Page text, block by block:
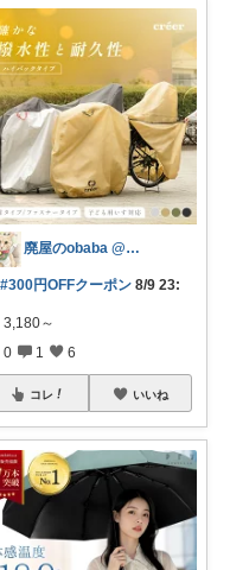
廃屋のobaba @ 感謝🙏ほぼ朝コレ
#300円OFFクーポン 8/9 23:
3,180～
0 1 6
コレ いいね